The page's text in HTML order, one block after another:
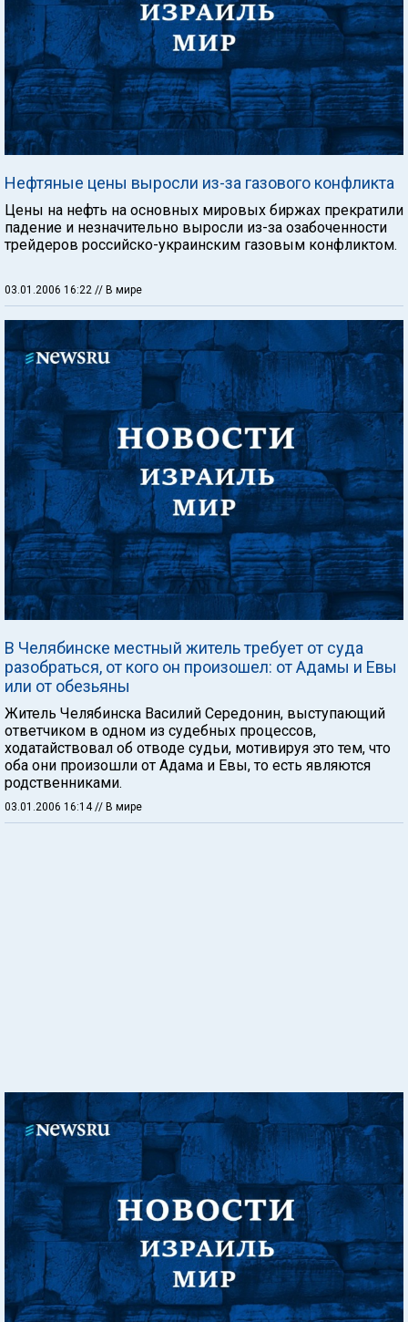
Нефтяные цены выросли из-за газового конфликта
Цены на нефть на основных мировых биржах прекратили
падение и незначительно выросли из-за озабоченности
трейдеров российско-украинским газовым конфликтом.
03.01.2006 16:22 // В мире
В Челябинске местный житель требует от суда
разобраться, от кого он произошел: от Адамы и Евы
или от обезьяны
Житель Челябинска Василий Середонин, выступающий
ответчиком в одном из судебных процессов,
ходатайствовал об отводе судьи, мотивируя это тем, что
оба они произошли от Адама и Евы, то есть являются
родственниками.
03.01.2006 16:14 // В мире